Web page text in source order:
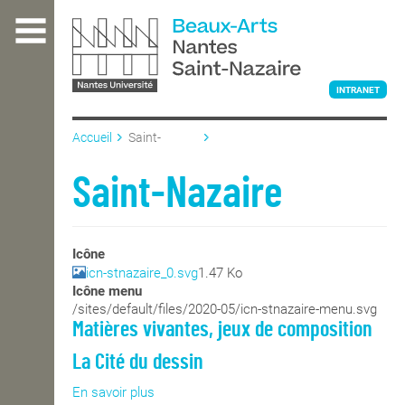
contenu
L'ÉCOLE
ENSEIGNEMENT
INTERNATIONAL
COURS PUBLICS
INTRANET
Accueil
Saint-
Saint-Nazaire
Icône
icn-stnazaire_0.svg1.47 Ko
Icône menu
/sites/default/files/2020-05/icn-stnazaire-menu.svg
Matières vivantes, jeux de composition
La Cité du dessin
En savoir plus